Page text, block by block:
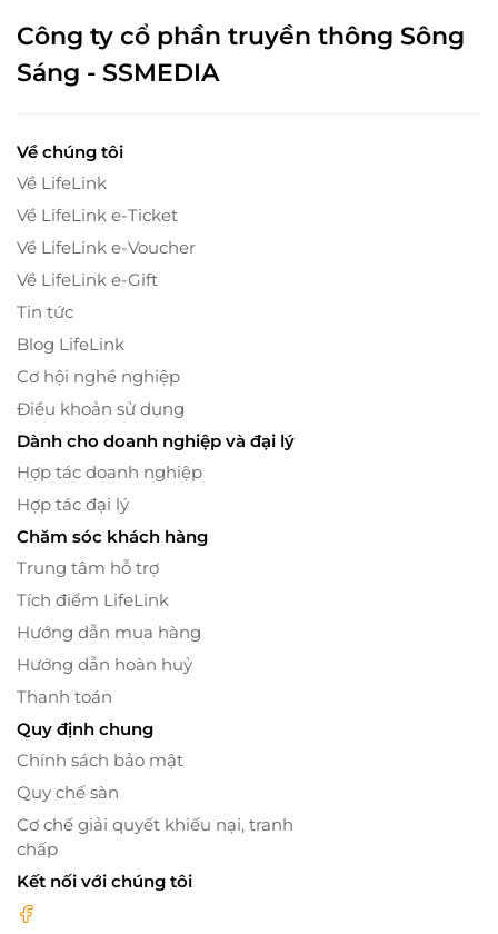
Công ty cổ phần truyền thông Sông
Sáng - SSMEDIA
Về chúng tôi
Về LifeLink
Về LifeLink e-Ticket
Về LifeLink e-Voucher
Về LifeLink e-Gift
Tin tức
Blog LifeLink
Cơ hội nghề nghiệp
Điều khoản sử dụng
Dành cho doanh nghiệp và đại lý
Hợp tác doanh nghiệp
Hợp tác đại lý
Chăm sóc khách hàng
Trung tâm hỗ trợ
Tích điểm LifeLink
Hướng dẫn mua hàng
Hướng dẫn hoàn huỷ
Thanh toán
Quy định chung
Chính sách bảo mật
Quy chế sàn
Cơ chế giải quyết khiếu nại, tranh
chấp
Kết nối với chúng tôi